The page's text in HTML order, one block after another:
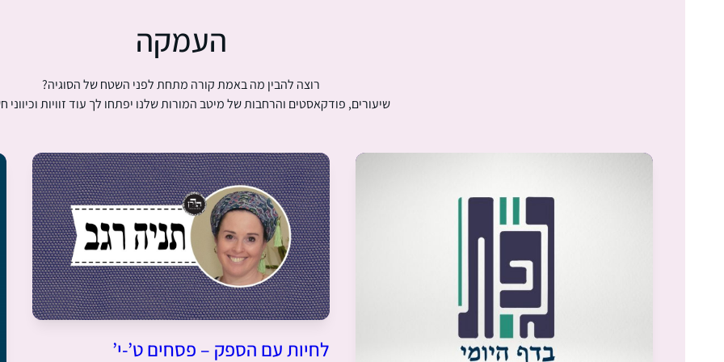
העמקה
רוצה להבין מה באמת קורה מתחת לפני השטח של הסוגיה?
שיעורים, פודקאסטים והרחבות של מיטב המורות שלנו יפתחו לך עוד זוויות וכיווני
לחיות עם הספק – פסחים ט’-י’‏